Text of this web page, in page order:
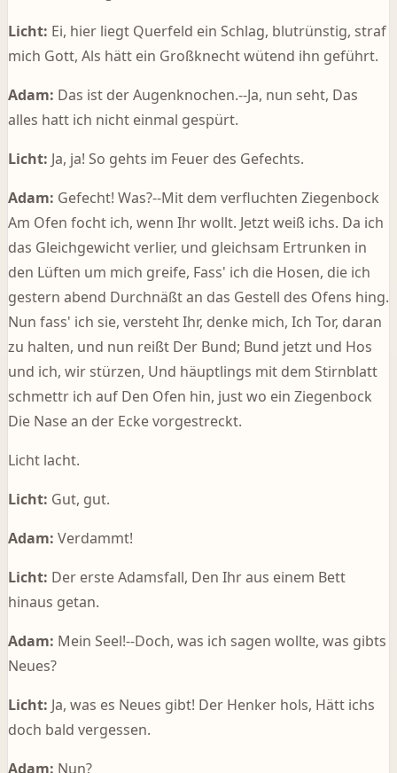
Licht: Ei, hier liegt Querfeld ein Schlag, blutrünstig, straf
mich Gott, Als hätt ein Großknecht wütend ihn geführt.
Adam: Das ist der Augenknochen.--Ja, nun seht, Das
alles hatt ich nicht einmal gespürt.
Licht: Ja, ja! So gehts im Feuer des Gefechts.
Adam: Gefecht! Was?--Mit dem verfluchten Ziegenbock
Am Ofen focht ich, wenn Ihr wollt. Jetzt weiß ichs. Da ich
das Gleichgewicht verlier, und gleichsam Ertrunken in
den Lüften um mich greife, Fass' ich die Hosen, die ich
gestern abend Durchnäßt an das Gestell des Ofens hing.
Nun fass' ich sie, versteht Ihr, denke mich, Ich Tor, daran
zu halten, und nun reißt Der Bund; Bund jetzt und Hos
und ich, wir stürzen, Und häuptlings mit dem Stirnblatt
schmettr ich auf Den Ofen hin, just wo ein Ziegenbock
Die Nase an der Ecke vorgestreckt.
Licht lacht.
Licht: Gut, gut.
Adam: Verdammt!
Licht: Der erste Adamsfall, Den Ihr aus einem Bett
hinaus getan.
Adam: Mein Seel!--Doch, was ich sagen wollte, was gibts
Neues?
Licht: Ja, was es Neues gibt! Der Henker hols, Hätt ichs
doch bald vergessen.
Adam: Nun?